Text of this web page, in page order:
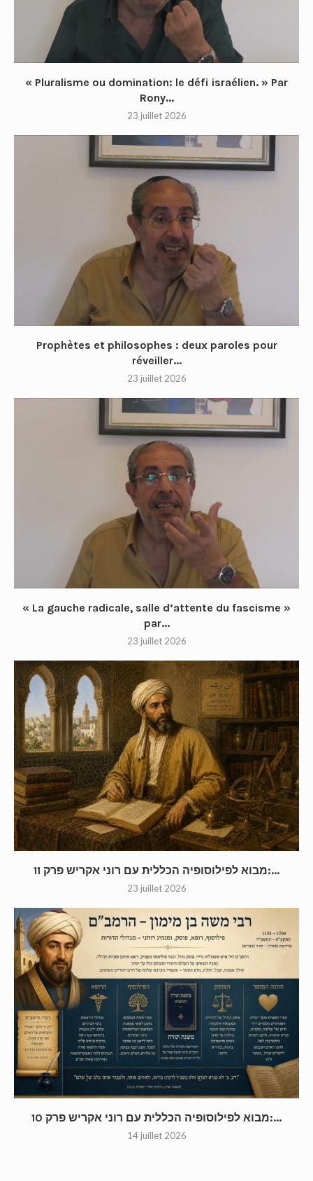
« Pluralisme ou domination: le défi israélien. » Par
Rony...
23 juillet 2026
Prophètes et philosophes : deux paroles pour
réveiller...
23 juillet 2026
« La gauche radicale, salle d’attente du fascisme »
par...
23 juillet 2026
מבוא לפילוסופיה הכללית עם רוני אקריש פרק 11:...
23 juillet 2026
מבוא לפילוסופיה הכללית עם רוני אקריש פרק 10:...
14 juillet 2026